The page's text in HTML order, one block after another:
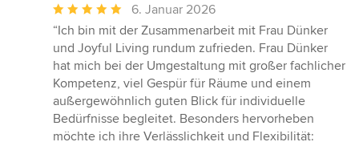
Durchschnittliche
Bewertung:
5
von
5
Sternen
6. Januar 2026
“Ich bin mit der Zusammenarbeit mit Frau Dünker
und Joyful Living rundum zufrieden. Frau Dünker
hat mich bei der Umgestaltung mit großer fachlicher
Kompetenz, viel Gespür für Räume und einem
außergewöhnlich guten Blick für individuelle
Bedürfnisse begleitet. Besonders hervorheben
möchte ich ihre Verlässlichkeit und Flexibilität: